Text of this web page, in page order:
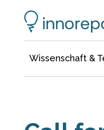
Wissenschaft &